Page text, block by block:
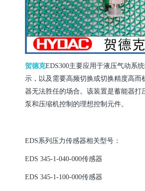
贺德克EDS300主要应用于液压气动系
示，以及需要高频切换或切换精度高而
器无法胜任的场合。该装置是蓄能器打
泵和压缩机控制的理想控制元件。
EDS系列压力传感器相关型号：
EDS 345-1-040-000传感器
EDS 345-1-100-000传感器